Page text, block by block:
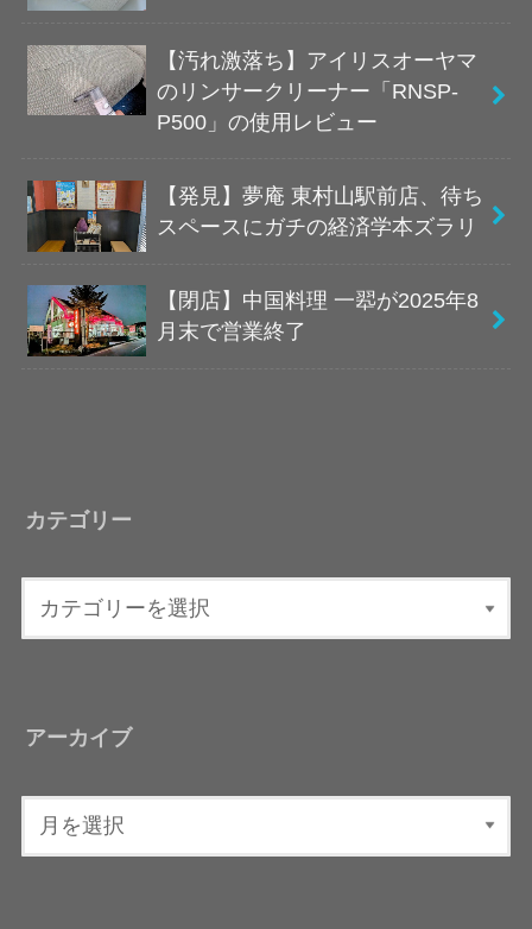
【汚れ激落ち】アイリスオーヤマ
のリンサークリーナー「RNSP-
P500」の使用レビュー
【発見】夢庵 東村山駅前店、待ち
スペースにガチの経済学本ズラリ
【閉店】中国料理 一翆が2025年8
月末で営業終了
カテゴリー
アーカイブ